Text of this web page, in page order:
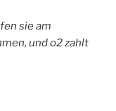
sie am
und o2 zahlt